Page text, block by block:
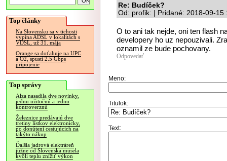
Top články
Na Slovensku sa v tichosti
vypína ADSL v lokalitách s
VDSL, už 31. mája
Orange sa doťahuje na UPC
a O2, spustí 2.5 Gbps
pripojenie
Top správy
Alza nasadila dve novinky,
jednu užitočnú a jednu
kontroverznú
Železnice predávajú dve
tretiny lístkov elektronicky,
po donútení cestujúcich na
takýto nákup
Ďalšia jadrová elektráreň
južne od Slovenska musela
kvôli teplu znížiť výkon
Re: Budíček?
Od: profik: | Pridané: 2018-09-15
O to ani tak nejde, oni ten flash
developery ho uz nepouzivali.
oznamil ze bude pochovany.
Odpovedať
Meno:
Titulok:
Text: